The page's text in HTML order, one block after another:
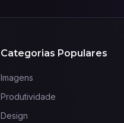
Categorias Populares
Imagens
Produtividade
Design